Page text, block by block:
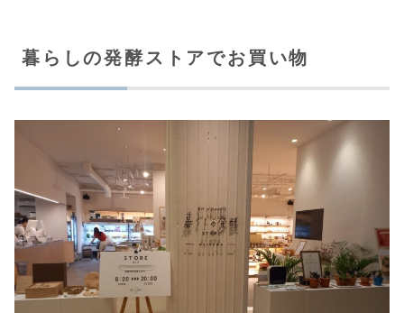
暮らしの発酵ストアでお買い物